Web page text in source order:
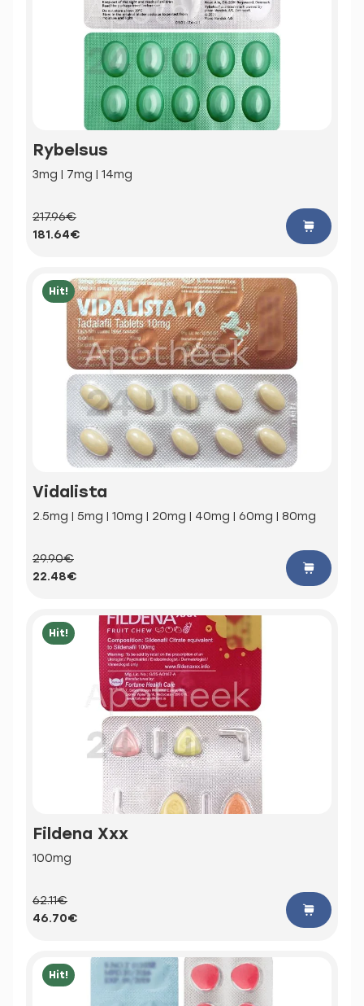
Rybelsus
3mg | 7mg | 14mg
217.96€
181.64€
Hit!
Vidalista
2.5mg | 5mg | 10mg | 20mg | 40mg | 60mg | 80mg
29.90€
22.48€
Hit!
Fildena Xxx
100mg
62.11€
46.70€
Hit!